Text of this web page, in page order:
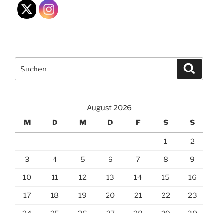
nach:
August 2026
M
D M D F S S
1 2
3 4 5 6 7 8 9
10 11 12 13 14 15 16
17 18 19 20 21 22 23